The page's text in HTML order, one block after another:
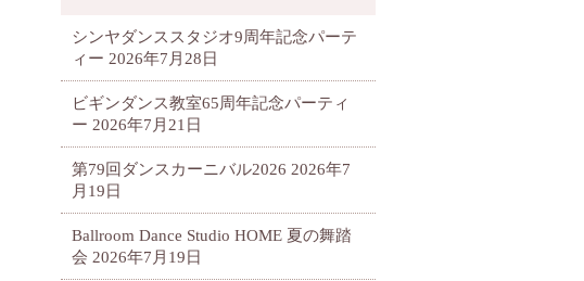
シンヤダンススタジオ9周年記念パーテ
ィー 2026年7月28日
ビギンダンス教室65周年記念パーティ
ー 2026年7月21日
第79回ダンスカーニバル2026 2026年7
月19日
Ballroom Dance Studio HOME 夏の舞踏
会 2026年7月19日